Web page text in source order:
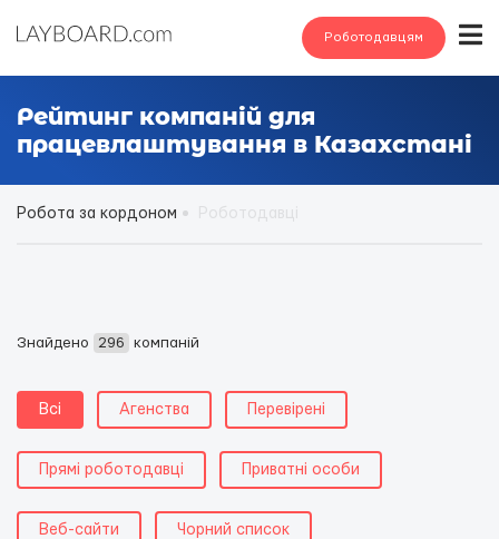
Роботодавцям
Рейтинг компаній для
працевлаштування в Казахстані
Робота за кордоном
Знайдено 296 компаній
Всі Агенства Перевірені
Прямі роботодавці Приватні особи
Веб-сайти Чорний список